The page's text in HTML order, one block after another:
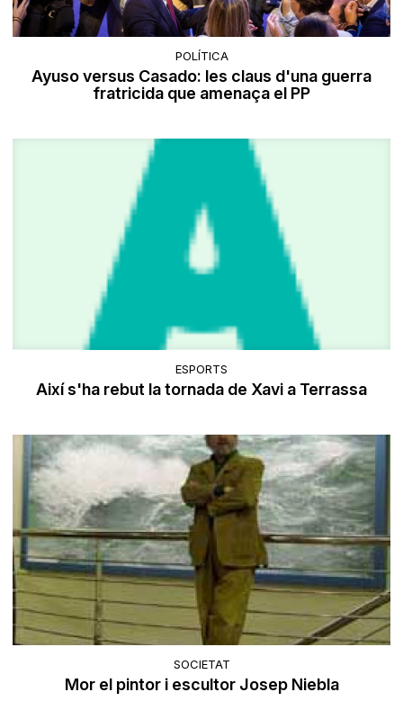
POLÍTICA
Ayuso versus Casado: les claus d'una guerra
fratricida que amenaça el PP
ESPORTS
Així s'ha rebut la tornada de Xavi a Terrassa
SOCIETAT
Mor el pintor i escultor Josep Niebla